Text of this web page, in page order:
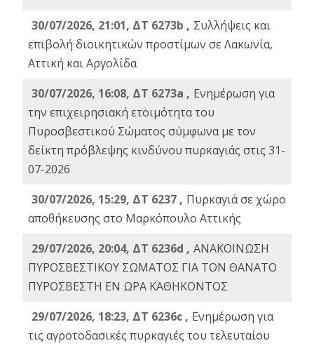
30/07/2026, 21:01, ΔΤ 6273b , Συλλήψεις και
επιβολή διοικητικών προστίμων σε Λακωνία,
Αττική και Αργολίδα
30/07/2026, 16:08, ΔΤ 6273a , Ενημέρωση για
την επιχειρησιακή ετοιμότητα του
Πυροσβεστικού Σώματος σύμφωνα με τον
δείκτη πρόβλεψης κινδύνου πυρκαγιάς στις 31-
07-2026
30/07/2026, 15:29, ΔΤ 6237 , Πυρκαγιά σε χώρο
αποθήκευσης στο Μαρκόπουλο Αττικής
29/07/2026, 20:04, ΔΤ 6236d , ΑΝΑΚΟΙΝΩΣΗ
ΠΥΡΟΣΒΕΣΤΙΚΟΥ ΣΩΜΑΤΟΣ ΓΙΑ ΤΟΝ ΘΑΝΑΤΟ
ΠΥΡΟΣΒΕΣΤΗ ΕΝ ΩΡΑ ΚΑΘΗΚΟΝΤΟΣ
29/07/2026, 18:23, ΔΤ 6236c , Ενημέρωση για
τις αγροτοδασικές πυρκαγιές του τελευταίου